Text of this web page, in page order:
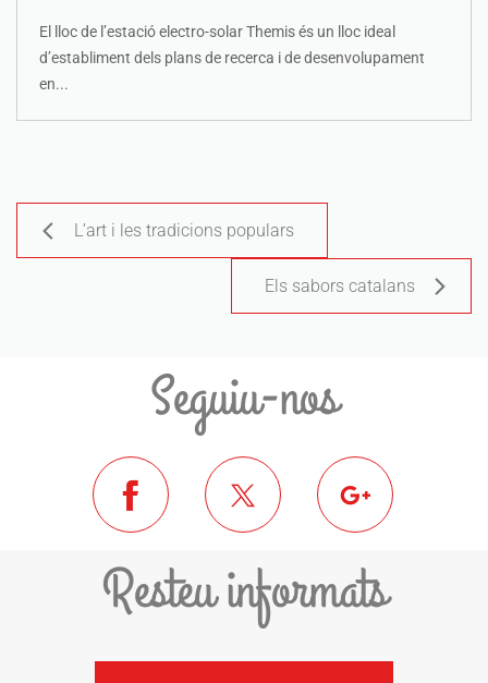
El lloc de l’estació electro-solar Themis és un lloc ideal
d’establiment dels plans de recerca i de desenvolupament
en...
L’art i les tradicions populars
Els sabors catalans
Seguiu-nos
Resteu informats